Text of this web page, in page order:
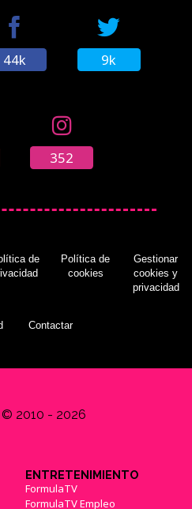
44k 9k
352
de
Política de
cookies
Gestionar
cookies y
privacidad
Contactar
© 2010 - 2026
ENTRETENIMIENTO
FormulaTV
FormulaTV Empleo